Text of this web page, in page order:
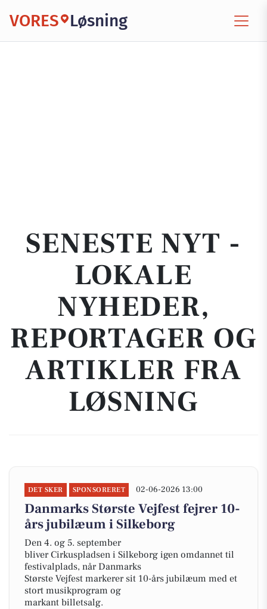
VORES Løsning
SENESTE NYT -
LOKALE
NYHEDER,
REPORTAGER OG
ARTIKLER FRA
LØSNING
DET SKER SPONSORERET 02-06-2026 13:00
Danmarks Største Vejfest fejrer 10-
års jubilæum i Silkeborg
Den 4. og 5. september
bliver Cirkuspladsen i Silkeborg igen omdannet til
festivalplads, når Danmarks
Største Vejfest markerer sit 10-års jubilæum med et
stort musikprogram og
markant billetsalg.